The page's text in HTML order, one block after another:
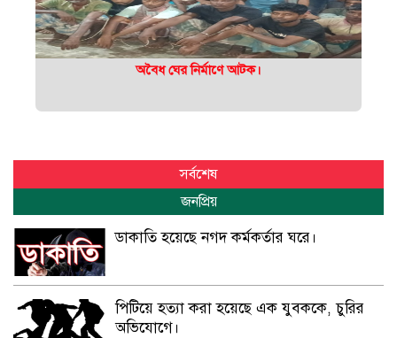
অবৈধ ঘের নির্মাণে আটক।
সর্বশেষ
জনপ্রিয়
ডাকাতি হয়েছে নগদ কর্মকর্তার ঘরে।
পিটিয়ে হত্যা করা হয়েছে এক যুবককে, চুরির
অভিযোগে।